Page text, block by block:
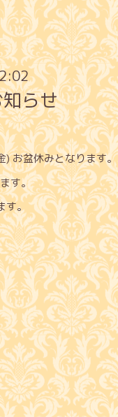
らせ
) お盆休みとなります。
す。
す。